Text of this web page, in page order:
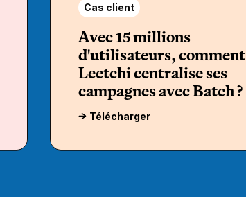
Cas client
Avec 15 millions
d'utilisateurs, comment
Leetchi centralise ses
campagnes avec Batch ?
Télécharger